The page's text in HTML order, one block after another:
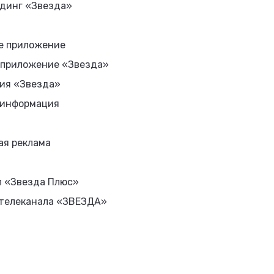
«Звезда»
приложение
«Звезда»
«Звезда»
реклама
«Звезда Плюс»
«ЗВЕЗДА»